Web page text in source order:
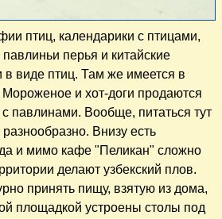
птиц, календарики с птицами,
перья и китайские
в виде птиц. Там же имеется в
и хот-доги продаются
павлинами. Вообще, питаться тут
Внизу есть
и мимо кафе "Пеликан" сложно
делают узбекский плов.
принять пищу, взятую из дома,
площадкой устроены столы под